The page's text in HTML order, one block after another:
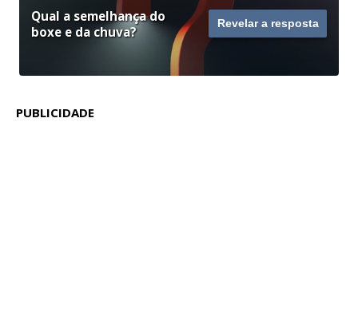
Qual a semelhança do
boxe e da chuva?
Revelar a resposta
PUBLICIDADE